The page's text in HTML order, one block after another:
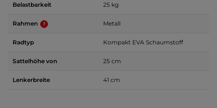
Belastbarkeit 25 kg
Rahmen Metall
Radtyp Kompakt EVA Schaumstoff
Sattelhöhe von 25 cm
Lenkerbreite 41 cm